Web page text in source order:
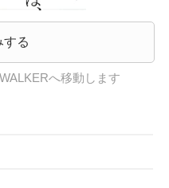
する
へ移動します